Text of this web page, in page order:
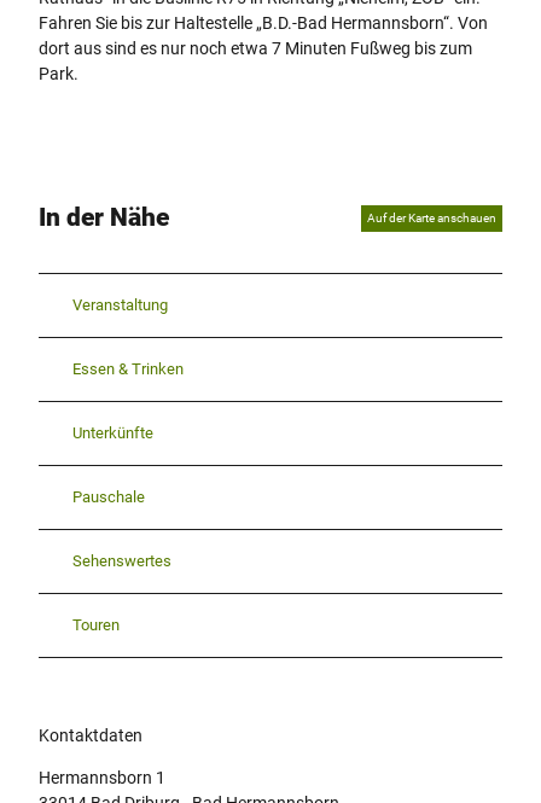
Fahren Sie bis zur Haltestelle „B.D.-Bad Hermannsborn“. Von
dort aus sind es nur noch etwa 7 Minuten Fußweg bis zum
Park.
In der Nähe Auf der Karte anschauen
Veranstaltung
Essen & Trinken
Unterkünfte
Pauschale
Sehenswertes
Touren
Kontaktdaten
Hermannsborn 1